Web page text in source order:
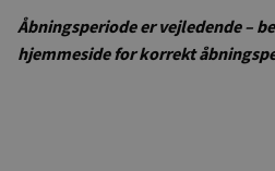
Åbningsperiode er vejledende –
hjemmeside for korrekt